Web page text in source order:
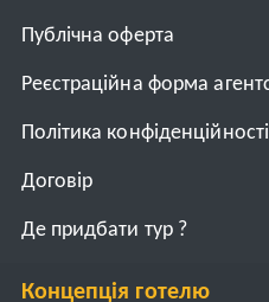
Публічна оферта
Реєстраційна форма
Політика конфіденційності
Договiр
Де придбати тур ?
Концепція готелю